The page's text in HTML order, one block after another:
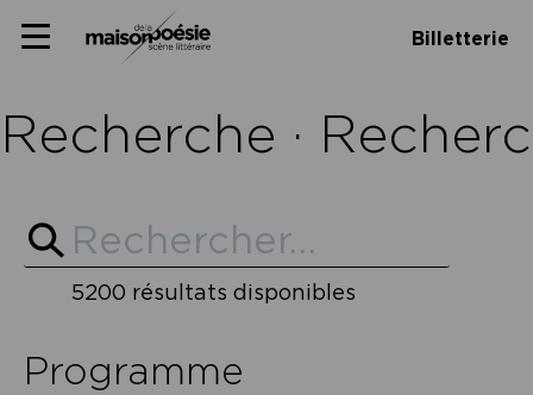
Panneau de gestion des cookies
to
Primary
Billetterie
Recherche ·
5200 résultats disponibles
Programme